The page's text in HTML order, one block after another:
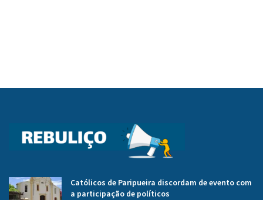
Católicos de Paripueira discordam de evento com
a participação de políticos